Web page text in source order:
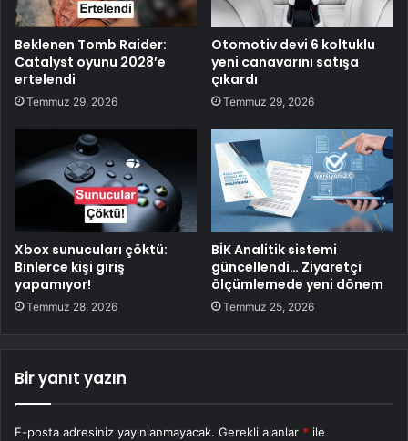
Beklenen Tomb Raider:
Catalyst oyunu 2028’e
ertelendi
Temmuz 29, 2026
Otomotiv devi 6 koltuklu
yeni canavarını satışa
çıkardı
Temmuz 29, 2026
Xbox sunucuları çöktü:
Binlerce kişi giriş
yapamıyor!
Temmuz 28, 2026
BİK Analitik sistemi
güncellendi… Ziyaretçi
ölçümlemede yeni dönem
Temmuz 25, 2026
Bir yanıt yazın
E-posta adresiniz yayınlanmayacak. Gerekli alanlar * ile